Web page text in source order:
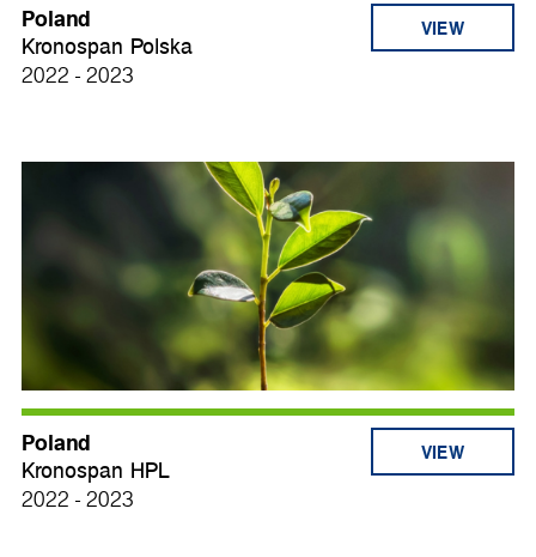
Poland
Kronospan Polska
2022 - 2023
VIEW
Poland
Kronospan HPL
2022 - 2023
VIEW